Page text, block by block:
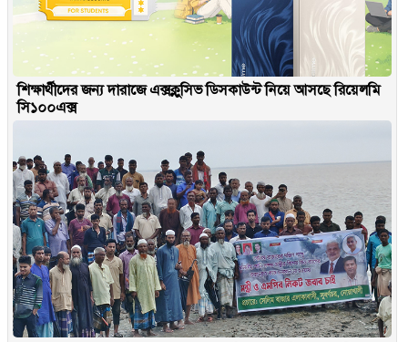
শিক্ষার্থীদের জন্য দারাজে এক্সক্লুসিভ ডিসকাউন্ট নিয়ে আসছে রিয়েলমি
সি১০০এক্স